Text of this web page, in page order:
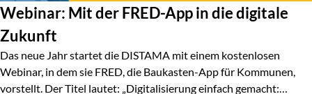
Webinar: Mit der FRED-App in die digitale
Zukunft
Das neue Jahr startet die DISTAMA mit einem kostenlosen
Webinar, in dem sie FRED, die Baukasten-App für Kommunen,
vorstellt. Der Titel lautet: „Digitalisierung einfach gemacht:…